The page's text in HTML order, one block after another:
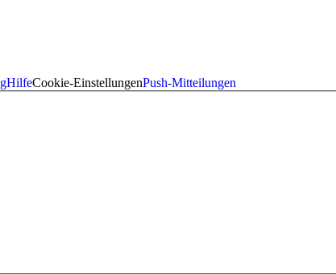
HilfeCookie-EinstellungenPush-Mitteilungen